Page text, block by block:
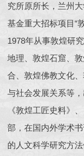
究所原所长，兰州
基金重大招标项目“
1978年从事敦煌研
地理、敦煌石窟、
合、敦煌佛教文化
与社会发展关系等
《敦煌工匠史料》
部，在国内外学术
的人文科学研究方法